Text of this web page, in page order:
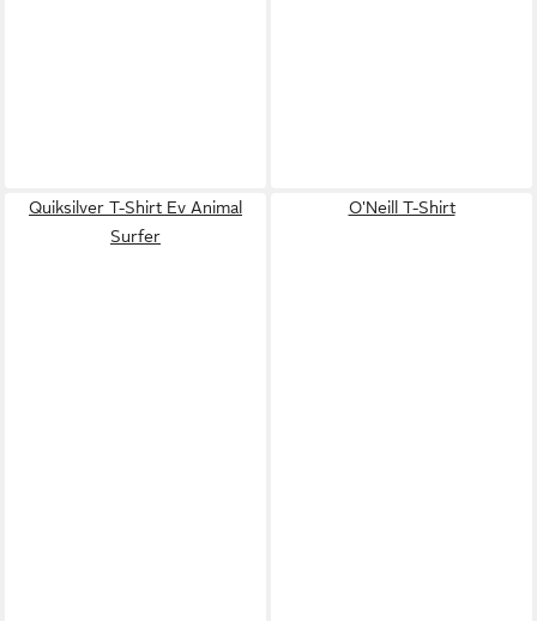
Quiksilver T-Shirt Ev Animal
Surfer
O'Neill T-Shirt